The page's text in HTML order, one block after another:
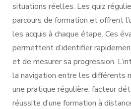
situations réelles. Les quiz
parcours de formation et offrent
les acquis à chaque étape. Ces
permettent d’identifier
et de mesurer sa progression.
la navigation entre les différents
une pratique régulière, facteur
réussite d’une formation à